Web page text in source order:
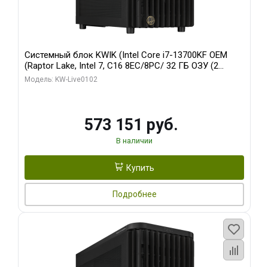
Системный блок KWIK (Intel Core i7-13700KF OEM
(Raptor Lake, Intel 7, C16 8EC/8PC/ 32 ГБ ОЗУ (2
модуля)/ Afox RTX4090 24GB GDDR6X 384-Bit 3xDP
Модель: KW-Live0102
573 151 руб.
В наличии
Купить
Подробнее